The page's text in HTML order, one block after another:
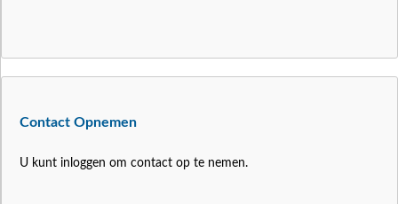
Contact Opnemen
U kunt inloggen om contact op te nemen.